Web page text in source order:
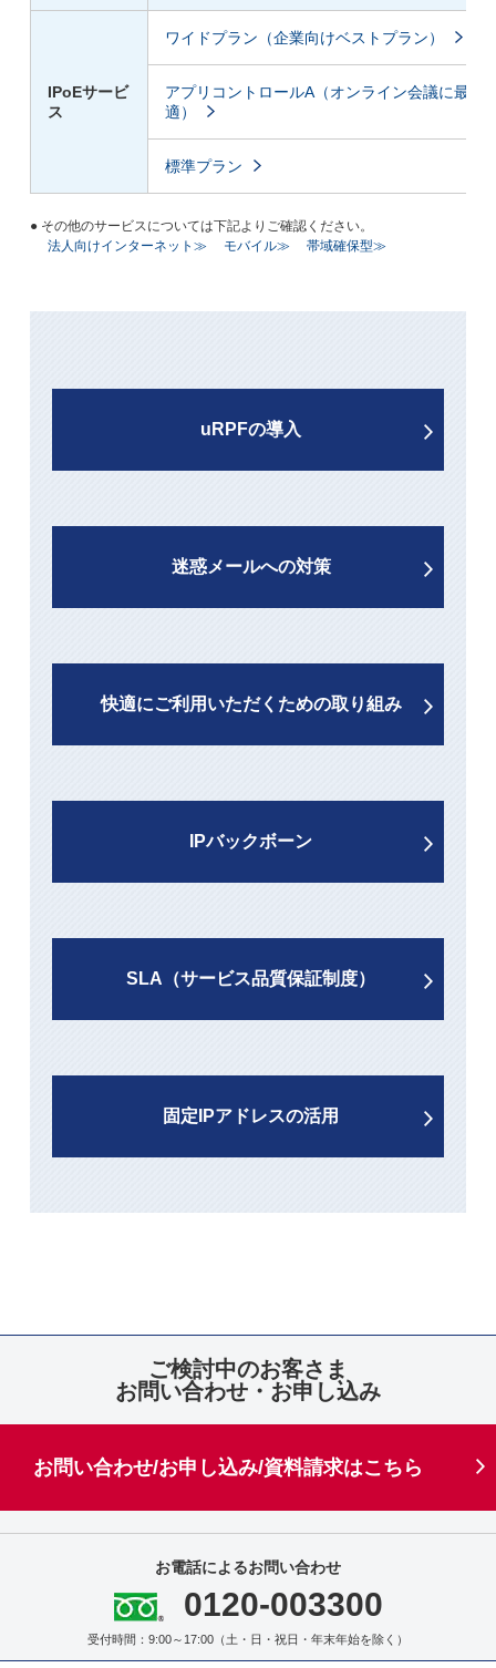
IPoEサービ
ス
ワイドプラン（企業向けベストプラン）
アプリコントロールA（オンライン会議に最
適）
標準プラン
● その他のサービスについては下記よりご確認ください。
法人向けインターネット≫
モバイル≫ 帯域確保型≫
uRPFの導入
迷惑メールへの対策
快適にご利用いただくための取り組み
IPバックボーン
SLA（サービス品質保証制度）
固定IPアドレスの活用
ご検討中のお客さま
お問い合わせ・お申し込み
お問い合わせ/お申し込み/資料請求はこちら
お電話によるお問い合わせ
0120-003300
受付時間：9:00～17:00（土・日・祝日・年末年始を除く）